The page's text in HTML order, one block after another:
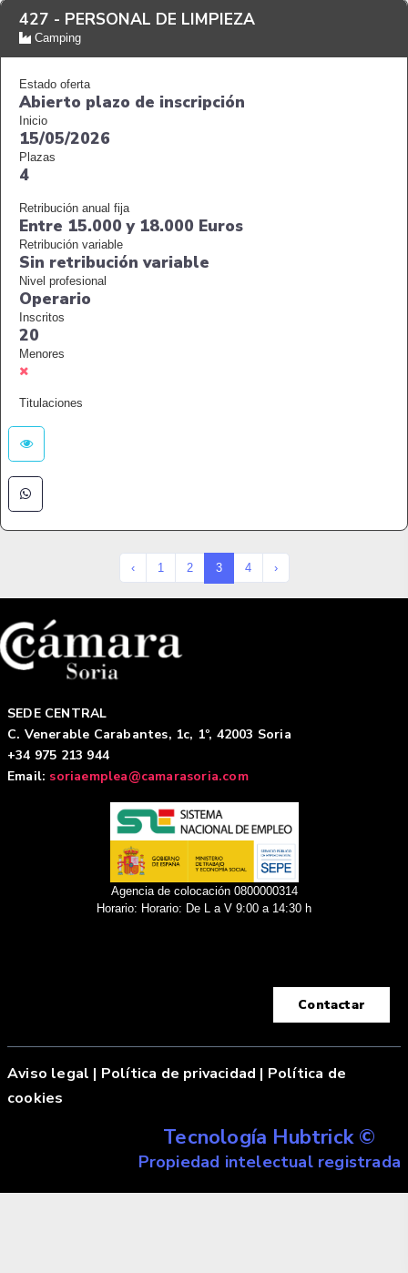
427 - PERSONAL DE LIMPIEZA
Camping
Estado oferta
Abierto plazo de inscripción
Inicio
15/05/2026
Plazas
4
Retribución anual fija
Entre 15.000 y 18.000 Euros
Retribución variable
Sin retribución variable
Nivel profesional
Operario
Inscritos
20
Menores
Titulaciones
‹ 1 2 3 4 ›
SEDE CENTRAL
C. Venerable Carabantes, 1c, 1º, 42003 Soria
+34 975 213 944
Email: soriaemplea@camarasoria.com
Agencia de colocación 0800000314
Horario: Horario: De L a V 9:00 a 14:30 h
Contactar
Aviso legal | Política de privacidad | Política de
cookies
Tecnología Hubtrick ©
Propiedad intelectual registrada